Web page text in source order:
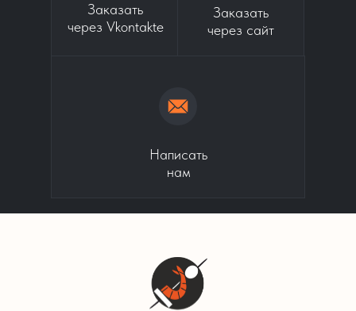
Заказать
через Vkontakte
Заказать
через сайт
Написать
нам